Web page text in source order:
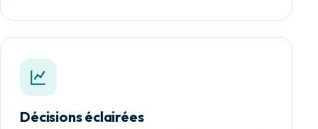
Décisions éclairées